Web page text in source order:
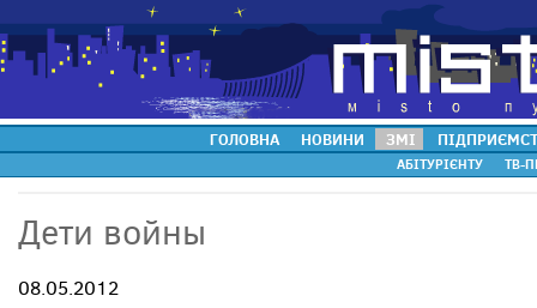
ГОЛОВНА НОВИНИ ЗМІ
АБІТУРІЄНТУ ТВ-
Дети войны
08.05.2012